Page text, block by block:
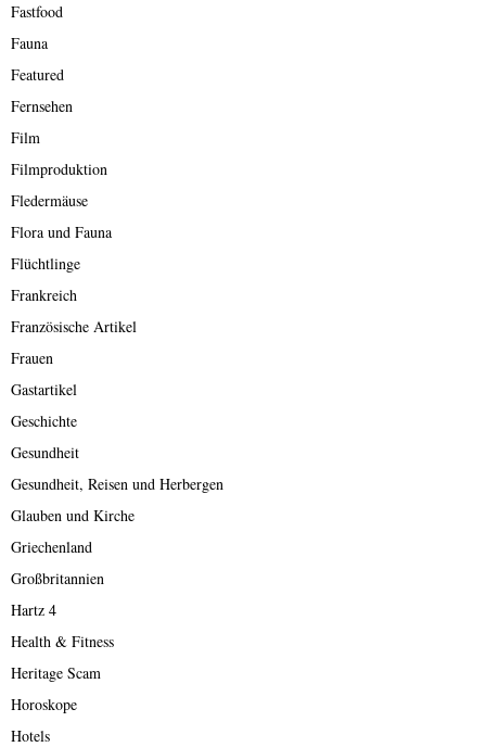
Fastfood
Fauna
Featured
Fernsehen
Film
Filmproduktion
Fledermäuse
Flora und Fauna
Flüchtlinge
Frankreich
Französische Artikel
Frauen
Gastartikel
Geschichte
Gesundheit
Gesundheit, Reisen und Herbergen
Glauben und Kirche
Griechenland
Großbritannien
Hartz 4
Health & Fitness
Heritage Scam
Horoskope
Hotels